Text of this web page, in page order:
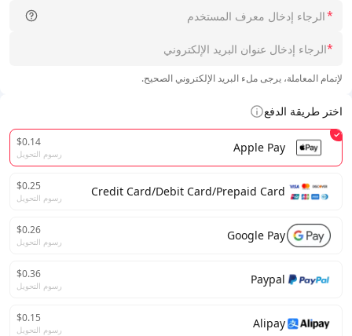
*
*
لإتمام المعاملة، يرجى ملء البريد الإلكتروني الصحيح.
اختر طريقة الدفع
Apple Pay
$0.14
رسوم التحويل
Credit Card/Debit Card/Prepaid Card
$0.25
رسوم التحويل
Google Pay
$0.26
رسوم التحويل
Paypal
$0.36
رسوم التحويل
Alipay
$0.15
رسوم التحويل